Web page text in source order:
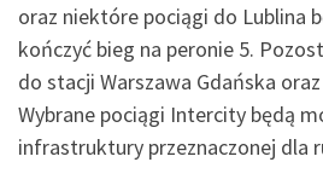
oraz niektóre pociągi do Lublina
kończyć bieg na peronie 5.
do stacji Warszawa Gdańska
Wybrane pociągi Intercity będą
infrastruktury przeznaczonej dla